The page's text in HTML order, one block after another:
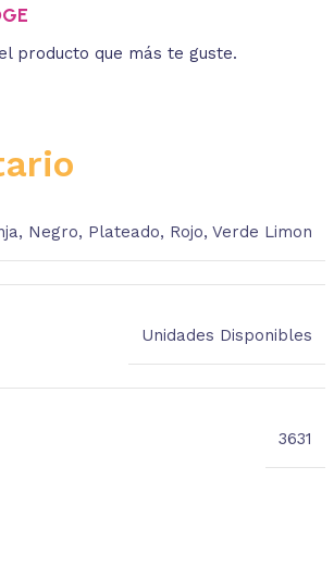
producto que más te guste.
, Negro, Plateado, Rojo, Verde Limon
Unidades Disponibles
3631